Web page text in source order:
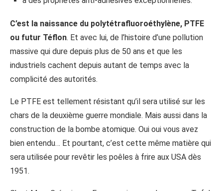
C’est la naissance du polytétrafluoroéthylène, PTFE
ou futur Téflon. Et avec lui, de l’histoire d’une pollution
massive qui dure depuis plus de 50 ans et que les
industriels cachent depuis autant de temps avec la
complicité des autorités.
Le PTFE est tellement résistant qu’il sera utilisé sur les
chars de la deuxième guerre mondiale. Mais aussi dans la
construction de la bombe atomique. Oui oui vous avez
bien entendu… Et pourtant, c’est cette même matière qui
sera utilisée pour revêtir les poêles à frire aux USA dès
1951.